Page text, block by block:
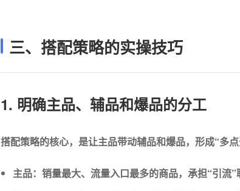
三、搭配策略的实操技巧
1. 明确主品、辅品和爆品的分工
搭配策略的核心，是让主品带动辅品和爆品，形成“多点
主品：销量最大、流量入口最多的商品，承担“引流”